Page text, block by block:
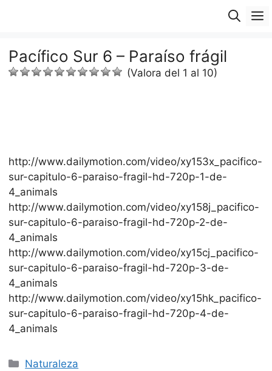
Pacífico Sur 6 – Paraíso frágil
(Valora del 1 al 10)
http://www.dailymotion.com/video/xy153x_pacifico-
sur-capitulo-6-paraiso-fragil-hd-720p-1-de-
4_animals
http://www.dailymotion.com/video/xy158j_pacifico-
sur-capitulo-6-paraiso-fragil-hd-720p-2-de-
4_animals
http://www.dailymotion.com/video/xy15cj_pacifico-
sur-capitulo-6-paraiso-fragil-hd-720p-3-de-
4_animals
http://www.dailymotion.com/video/xy15hk_pacifico-
sur-capitulo-6-paraiso-fragil-hd-720p-4-de-
4_animals
Categorías
Naturaleza